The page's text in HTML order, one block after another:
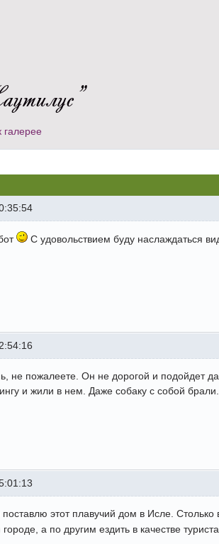
галерее
С удовольствием буду наслаждаться
не пожалеете. Он не дорогой и подойдет
и жили в нем. Даже собаку с собой брали.
поставлю этот плавучий дом в Исле.
а по другим ездить в качестве